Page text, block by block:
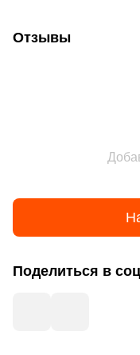
Отзывы
Поделиться в